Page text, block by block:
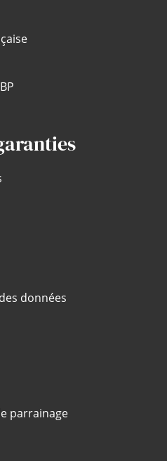
données
parrainage